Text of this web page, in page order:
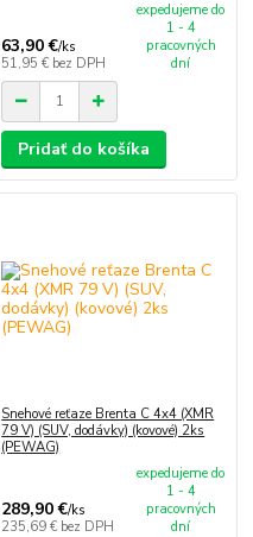
63,90 €/ks
51,95 € bez DPH
expedujeme do
1 - 4
pracovných
dní
Pridať do košíka
Snehové reťaze Brenta C 4x4 (XMR
79 V) (SUV, dodávky) (kovové) 2ks
(PEWAG)
289,90 €/ks
235,69 € bez DPH
expedujeme do
1 - 4
pracovných
dní